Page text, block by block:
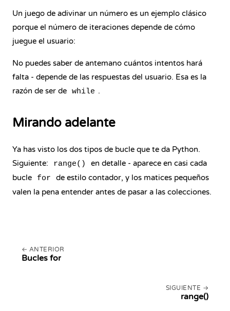
Un juego de adivinar un número es un ejemplo clásico
porque el número de iteraciones depende de cómo
juegue el usuario:
No puedes saber de antemano cuántos intentos hará
falta - depende de las respuestas del usuario. Esa es la
razón de ser de while .
Mirando adelante
Ya has visto los dos tipos de bucle que te da Python.
Siguiente:
range()
en detalle - aparece en casi cada
bucle
for
de estilo contador, y los matices pequeños
valen la pena entender antes de pasar a las colecciones.
ANTERIOR
Bucles for
SIGUIENTE
range()